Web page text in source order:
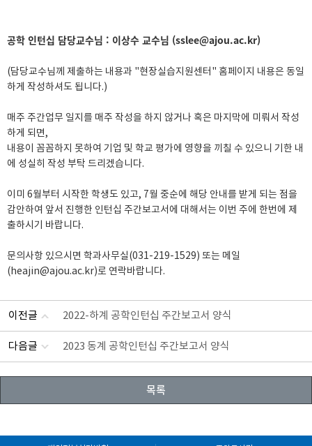
공학 인턴십 담당교수님 : 이상수 교수님 (sslee@ajou.ac.kr)
(담당교수님께 제출하는 내용과 "현장실습지원센터" 홈페이지 내용은 동일
하게 작성하셔도 됩니다.)
매주 주간업무 일지를 매주 작성을 하지 않거나 혹은 마지막에 미뤄서 작성
하게 되면,
내용이 꼼꼼하지 못하여 기업 및 학교 평가에 영향을 끼칠 수 있으니 기한 내
에 성실히 작성 부탁 드리겠습니다.
이미 6월부터 시작한 학생도 있고, 7월 중순에 해당 안내를 받게 되는 점을
감안하여 앞서 진행한 인턴십 주간보고서에 대해서는 이번 주에 한번에 제
출하시기 바랍니다.
문의사항 있으시면 학과사무실(031-219-1529) 또는 메일
(heajin@ajou.ac.kr)로 연락바랍니다.
이전글 2022-하계 공학인턴십 주간보고서 양식
다음글 2023 동계 공학인턴십 주간보고서 양식
목록